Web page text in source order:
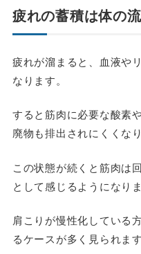
疲れの蓄積は体の
疲れが溜まると、血液や
なります。
すると筋肉に必要な酸素
廃物も排出されにくくなり
この状態が続くと筋肉は
として感じるようになりま
肩こりが慢性化している
るケースが多く見られます